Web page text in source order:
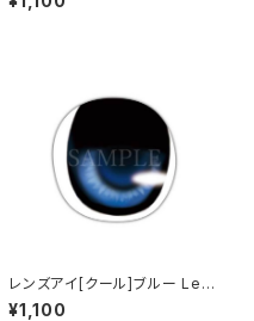
レンズアイ[クール]ブルー Lens
eye [Cool] Blue
¥1,100